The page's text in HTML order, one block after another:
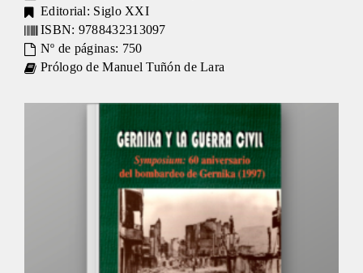
Editorial: Siglo XXI
ISBN: 9788432313097
Nº de páginas: 750
Prólogo de Manuel Tuñón de Lara